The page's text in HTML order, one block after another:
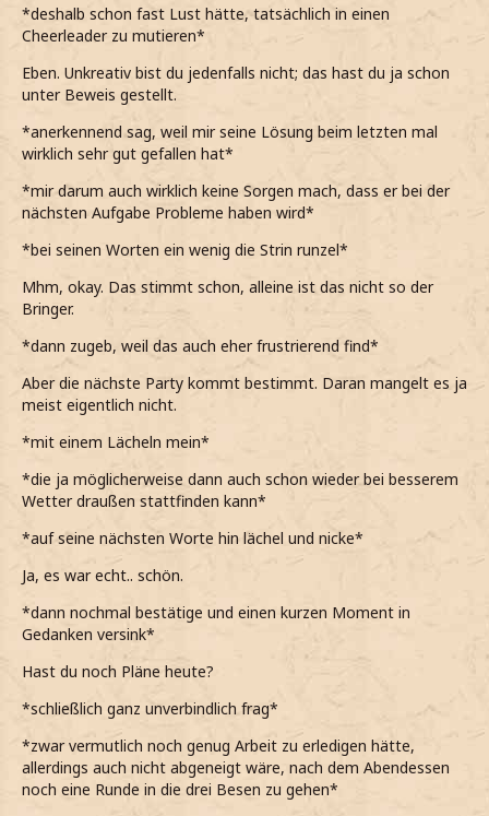
*deshalb schon fast Lust hätte, tatsächlich in einen
Cheerleader zu mutieren*
Eben. Unkreativ bist du jedenfalls nicht; das hast du ja schon
unter Beweis gestellt.
*anerkennend sag, weil mir seine Lösung beim letzten mal
wirklich sehr gut gefallen hat*
*mir darum auch wirklich keine Sorgen mach, dass er bei der
nächsten Aufgabe Probleme haben wird*
*bei seinen Worten ein wenig die Strin runzel*
Mhm, okay. Das stimmt schon, alleine ist das nicht so der
Bringer.
*dann zugeb, weil das auch eher frustrierend find*
Aber die nächste Party kommt bestimmt. Daran mangelt es ja
meist eigentlich nicht.
*mit einem Lächeln mein*
*die ja möglicherweise dann auch schon wieder bei besserem
Wetter draußen stattfinden kann*
*auf seine nächsten Worte hin lächel und nicke*
Ja, es war echt.. schön.
*dann nochmal bestätige und einen kurzen Moment in
Gedanken versink*
Hast du noch Pläne heute?
*schließlich ganz unverbindlich frag*
*zwar vermutlich noch genug Arbeit zu erledigen hätte,
allerdings auch nicht abgeneigt wäre, nach dem Abendessen
noch eine Runde in die drei Besen zu gehen*